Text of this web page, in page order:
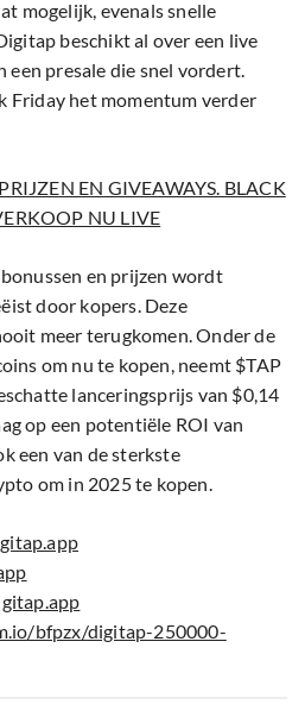
en prijzen wordt
door kopers. Deze
meer terugkomen. Onder de
om nu te kopen, neemt $TAP
op een potentiële ROI van
een van de sterkste
bfpzx/digitap-250000-
juistheid of volledigheid
Dit artikel vormt geen
in cryptovaluta of presales
met zich mee, waaronder het
inleg. Doe altijd uw eigen